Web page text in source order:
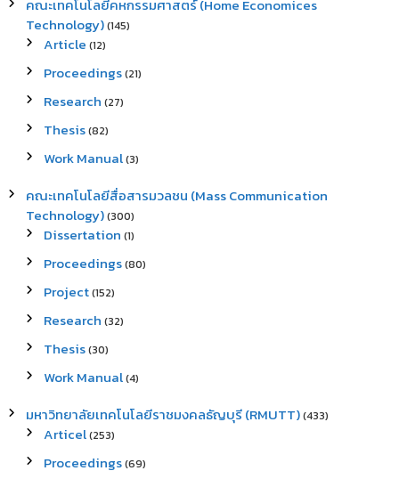
คณะเทคโนโลยีคหกรรมศาสตร์ (Home Economices
Technology)(145)
Article (12)
Proceedings(21)
Research (27)
Thesis(82)
Work Manual(3)
คณะเทคโนโลยีสื่อสารมวลชน (Mass Communication
Technology)(300)
Dissertation (1)
Proceedings(80)
Project(152)
Research (32)
Thesis(30)
Work Manual(4)
มหาวิทยาลัยเทคโนโลยีราชมงคลธัญบุรี (RMUTT)(433)
Articel(253)
Proceedings(69)